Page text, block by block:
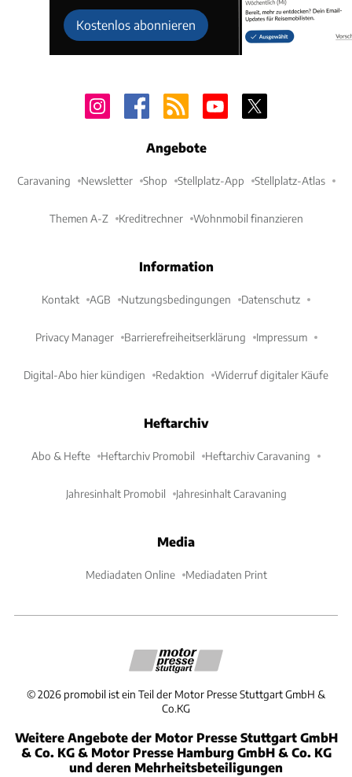
Kostenlos abonnieren
Angebote
Caravaning Newsletter Shop Stellplatz-App Stellplatz-Atlas
Themen A-Z Kreditrechner Wohnmobil finanzieren
Information
Kontakt AGB Nutzungsbedingungen Datenschutz
Privacy Manager Barrierefreiheitserklärung Impressum
Digital-Abo hier kündigen Redaktion Widerruf digitaler Käufe
Heftarchiv
Abo & Hefte Heftarchiv Promobil Heftarchiv Caravaning
Jahresinhalt Promobil Jahresinhalt Caravaning
Media
Mediadaten Online Mediadaten Print
©2026 promobil ist ein Teil der Motor Presse Stuttgart GmbH &
Co.KG
Weitere Angebote der Motor Presse Stuttgart GmbH
& Co. KG & Motor Presse Hamburg GmbH & Co. KG
und deren Mehrheitsbeteiligungen